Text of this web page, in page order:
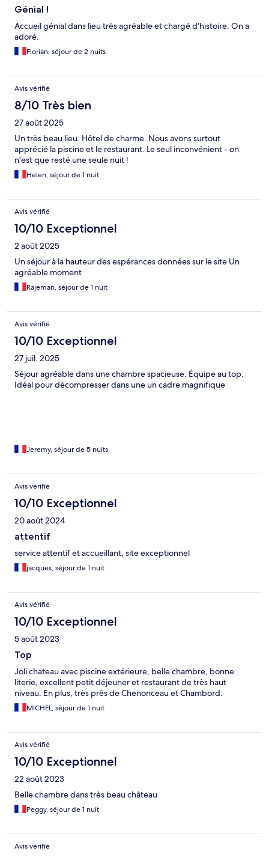
Génial !
Accueil génial dans lieu très agréable et chargé d'histoire. On a
adoré.
Florian, séjour de 2 nuits
Avis vérifié
8/10 Très bien
27 août 2025
Un très beau lieu. Hôtel de charme. Nous avons surtout
apprécié la piscine et le restaurant. Le seul inconvénient - on
n'est que resté une seule nuit !
Helen, séjour de 1 nuit
Avis vérifié
10/10 Exceptionnel
2 août 2025
Un séjour à la hauteur des espérances données sur le site Un
agréable moment
Rajeman, séjour de 1 nuit
Avis vérifié
10/10 Exceptionnel
27 juil. 2025
Séjour agréable dans une chambre spacieuse. Équipe au top.
Idéal pour décompresser dans une un cadre magnifique
Jeremy, séjour de 5 nuits
Avis vérifié
10/10 Exceptionnel
20 août 2024
attentif
service attentif et accueillant, site exceptionnel
jacques, séjour de 1 nuit
Avis vérifié
10/10 Exceptionnel
5 août 2023
Top
Joli chateau avec piscine extérieure, belle chambre, bonne
literie, excellent petit déjeuner et restaurant de très haut
niveau. En plus, très près de Chenonceau et Chambord.
MICHEL, séjour de 1 nuit
Avis vérifié
10/10 Exceptionnel
22 août 2023
Belle chambre dans très beau château
Peggy, séjour de 1 nuit
Avis vérifié